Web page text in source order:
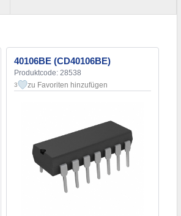
40106BE (CD40106BE)
Produktcode: 28538
3 zu Favoriten hinzufügen